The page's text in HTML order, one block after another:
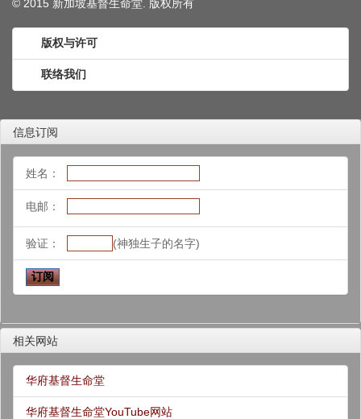
© 2015 新加坡基督生命堂. 版权所有
版权与许可
联络我们
信息订阅
姓名：
电邮：
验证： (神独生子的名字)
相关网站
华府基督生命堂
华府基督生命堂YouTube网站